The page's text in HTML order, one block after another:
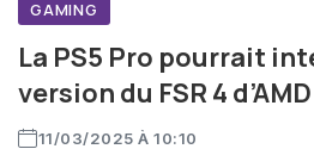
GAMING
La PS5 Pro pourrait
version du FSR 4 d’AMD
11/03/2025 À 10:10